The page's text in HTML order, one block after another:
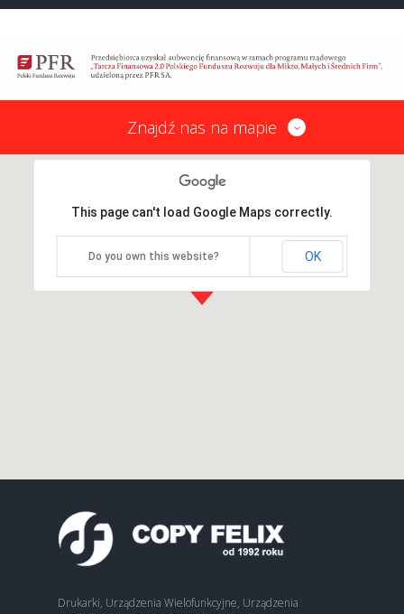
Znajdź nas na mapie
This page can't load Google Maps correctly.
Do you own this website? OK
Drukarki, Urządzenia Wielofunkcyjne, Urządzenia